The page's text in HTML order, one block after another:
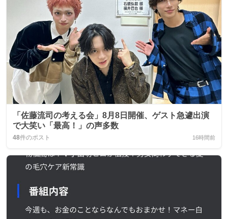
「佐藤流司の考える会」8月8日開催、ゲスト急遽出演
で大笑い「最高！」の声多数
48件のポスト 16時間前